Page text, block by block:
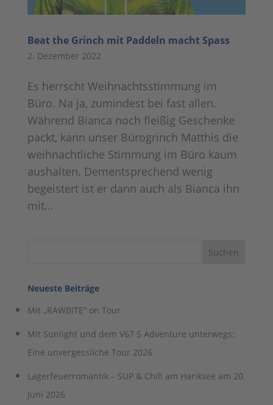
Beat the Grinch mit Paddeln macht Spass
2. Dezember 2022
Es herrscht Weihnachtsstimmung im
Büro. Na ja, zumindest bei fast allen.
Während Bianca noch fleißig Geschenke
packt, kann unser Bürogrinch Matthis die
weihnachtliche Stimmung im Büro kaum
aushalten. Dementsprechend wenig
begeistert ist er dann auch als Bianca ihn
mit...
Neueste Beiträge
Mit „RAWBITE“ on Tour
Mit Sunlight und dem V67 S Adventure unterwegs:
Eine unvergessliche Tour 2026
Lagerfeuerromantik – SUP & Chill am Hariksee am 20.
Juni 2026